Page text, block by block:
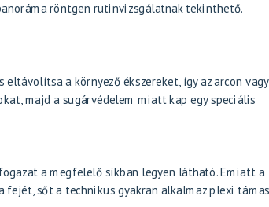
röntgen rutinvizsgálatnak tekinthető.
a környező ékszereket, így az arcon
majd a sugárvédelem miatt kap egy speciális
a megfelelő síkban legyen látható. Emiatt a
fejét, sőt a technikus gyakran alkalmaz plexi